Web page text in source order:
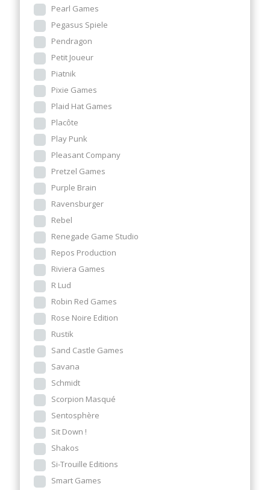
Pearl Games
Pegasus Spiele
Pendragon
Petit Joueur
Piatnik
Pixie Games
Plaid Hat Games
Placôte
Play Punk
Pleasant Company
Pretzel Games
Purple Brain
Ravensburger
Rebel
Renegade Game Studio
Repos Production
Riviera Games
R Lud
Robin Red Games
Rose Noire Edition
Rustik
Sand Castle Games
Savana
Schmidt
Scorpion Masqué
Sentosphère
Sit Down !
Shakos
Si-Trouille Editions
Smart Games